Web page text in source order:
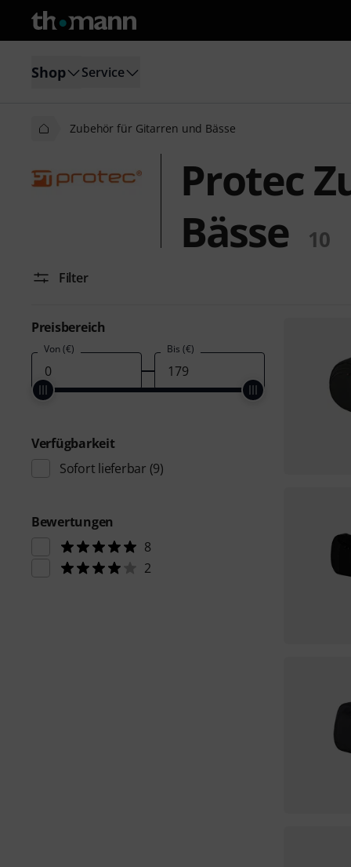
Shop Service
Zubehör für Gitarren und Bässe
Protec
Bässe
10
Filter
Preisbereich
Von (€) Bis (€)
Verfügbarkeit
Sofort lieferbar (9)
Bewertungen
8
2